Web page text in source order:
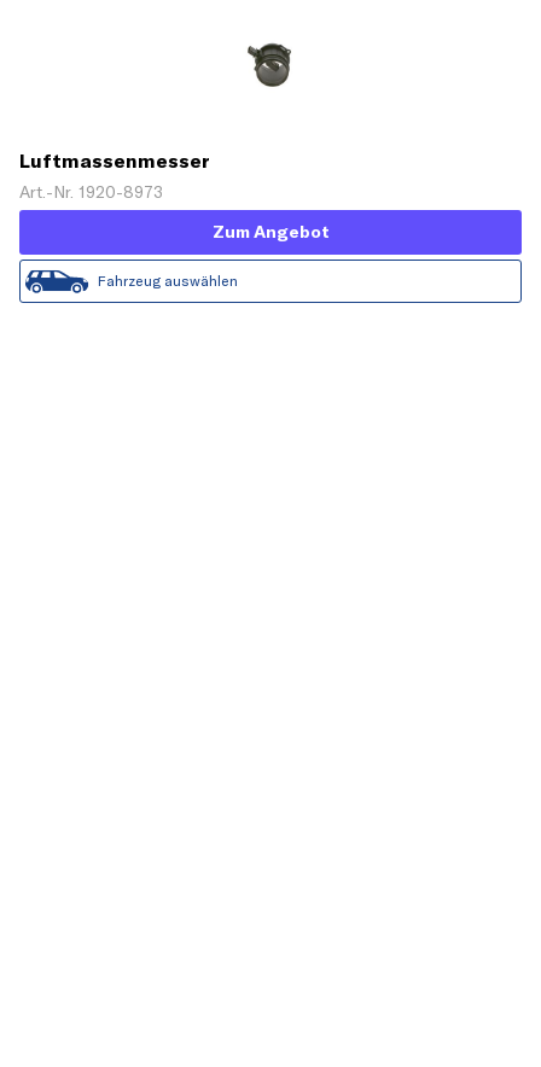
Luftmassenmesser
Art.-Nr. 1920-8973
Zum Angebot
Fahrzeug auswählen